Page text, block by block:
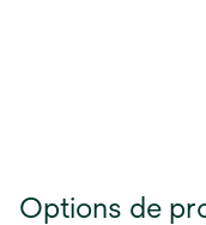
Options de